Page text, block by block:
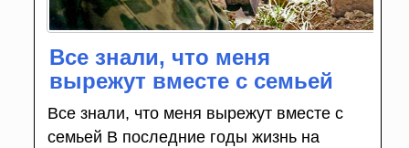
Все знали, что меня
вырежут вместе с семьей
Все знали, что меня вырежут вместе с
семьей В последние годы жизнь на